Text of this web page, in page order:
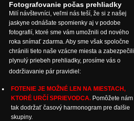
Fotografovanie počas prehliadky
Milí návštevníci, veľmi nás teší, že si z našej
jaskyne odnášate spomienky aj v podobe
fotografií, ktoré sme vám umožnili od nového
roka snímať zdarma. Aby sme však spoločne
chránili tieto naše vzácne miesta a zabezpečili
plynulý priebeh prehliadky, prosíme vás o
dodržiavanie pár pravidiel:
FOTENIE JE MOŽNÉ LEN NA MIESTACH,
KTORÉ URČÍ SPRIEVODCA. Pomôžete nám
tak dodržať časový harmonogram pre ďalšie
skupiny.